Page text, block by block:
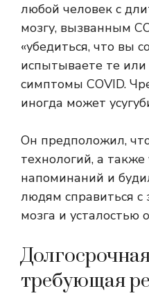
любой человек с
мозгу, вызванным
«убедиться, что вы
испытываете те
симптомы COVID.
иногда может
Он предположил,
технологий, а также
напоминаний и
людям справиться с
мозга и усталостью
требующая